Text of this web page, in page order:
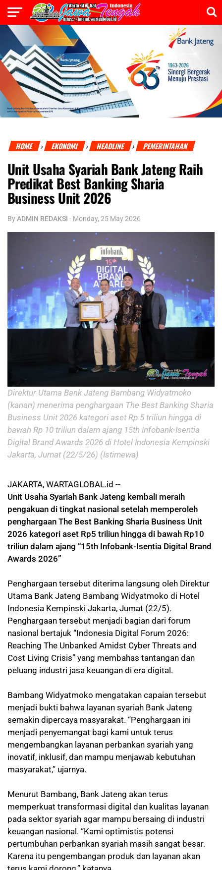
HOME › EKONOMI › HEADLINE › PEMERINTAHAN
Unit Usaha Syariah Bank Jateng Raih
Predikat Best Banking Sharia
Business Unit 2026
ByADMIN REDAKSI - Monday, 25 May 2026
Direktur Utama Bank Jateng Bambang Widyatmoko
(kanan) menerima penghargaan The Best Banking Sharia
Business Unit 2026 kategori aset Rp 5 triliun hingga di
bawah Rp 10 triliun dalam ajang 15th Infobank-Isentia
Digital Brand Awards 2026 di Hotel Indonesia Kempinski
Jakarta, Jumat (22/5/26) (Istimewa)
JAKARTA, WARTAGLOBAL.id --
Unit Usaha Syariah Bank Jateng kembali meraih
pengakuan di tingkat nasional setelah memperoleh
penghargaan The Best Banking Sharia Business Unit
2026 kategori aset Rp5 triliun hingga di bawah Rp10
triliun dalam ajang “15th Infobank-Isentia Digital Brand
Awards 2026”
Penghargaan tersebut diterima langsung oleh Direktur
Utama Bank Jateng Bambang Widyatmoko di Hotel
Indonesia Kempinski Jakarta, Jumat (22/5).
Penghargaan tersebut menjadi bagian dari forum
nasional bertajuk “Indonesia Digital Forum 2026:
Reaching The Unbanked Amidst Cyber Threats and
Cost Living Crisis” yang membahas tantangan dan
peluang industri jasa keuangan di era digital.
Bambang Widyatmoko mengatakan capaian tersebut
menjadi bukti bahwa layanan syariah Bank Jateng
semakin dipercaya masyarakat. “Penghargaan ini
menjadi penyemangat bagi kami untuk terus
mengembangkan layanan perbankan syariah yang
inovatif, inklusif, dan mampu menjawab kebutuhan
masyarakat,” ujarnya.
Menurut Bambang, Bank Jateng akan terus
memperkuat transformasi digital dan kualitas layanan
pada sektor syariah agar mampu bersaing di industri
keuangan nasional. “Kami optimistis potensi
pertumbuhan perbankan syariah masih sangat besar.
Karena itu pengembangan produk dan layanan akan